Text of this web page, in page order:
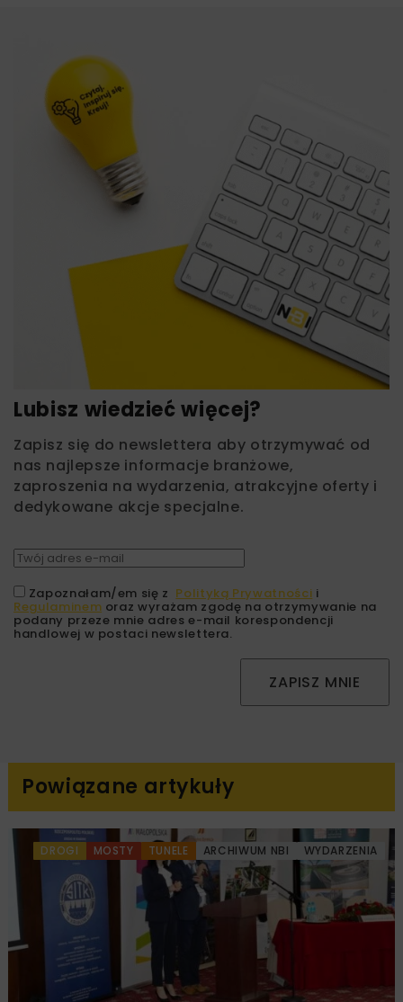
Lubisz wiedzieć więcej?
Zapisz się do newslettera aby otrzymywać od
nas najlepsze informacje branżowe,
zaproszenia na wydarzenia, atrakcyjne oferty i
dedykowane akcje specjalne.
Zapoznałam/em się z Polityką Prywatności i
Regulaminem oraz wyrażam zgodę na otrzymywanie na
podany przeze mnie adres e-mail korespondencji
handlowej w postaci newslettera.
ZAPISZ MNIE
Powiązane artykuły
DROGI MOSTY TUNELE ARCHIWUM NBI WYDARZENIA